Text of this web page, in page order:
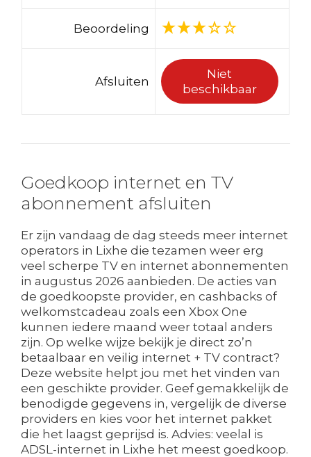
Beoordeling
Afsluiten
Niet
beschikbaar
Goedkoop internet en TV
abonnement afsluiten
Er zijn vandaag de dag steeds meer internet
operators in Lixhe die tezamen weer erg
veel scherpe TV en internet abonnementen
in augustus 2026 aanbieden. De acties van
de goedkoopste provider, en cashbacks of
welkomstcadeau zoals een Xbox One
kunnen iedere maand weer totaal anders
zijn. Op welke wijze bekijk je direct zo’n
betaalbaar en veilig internet + TV contract?
Deze website helpt jou met het vinden van
een geschikte provider. Geef gemakkelijk de
benodigde gegevens in, vergelijk de diverse
providers en kies voor het internet pakket
die het laagst geprijsd is. Advies: veelal is
ADSL-internet in Lixhe het meest goedkoop.